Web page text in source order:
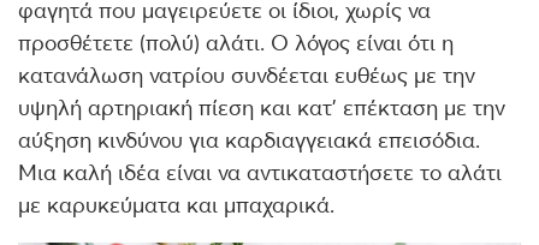
φαγητά που μαγειρεύετε οι ίδιοι, χωρίς να
προσθέτετε (πολύ) αλάτι. Ο λόγος είναι ότι η
κατανάλωση νατρίου συνδέεται ευθέως με την
υψηλή αρτηριακή πίεση και κατ’ επέκταση με την
αύξηση κινδύνου για καρδιαγγειακά επεισόδια.
Μια καλή ιδέα είναι να αντικαταστήσετε το αλάτι
με καρυκεύματα και μπαχαρικά.